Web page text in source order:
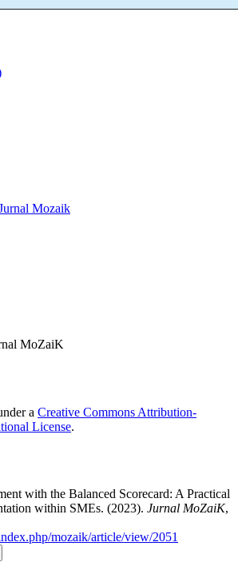
Mozaik
MoZaiK
a Creative Commons Attribution-
License.
with the Balanced Scorecard: A Practical
within SMEs. (2023). Jurnal MoZaiK,
mozaik/article/view/2051